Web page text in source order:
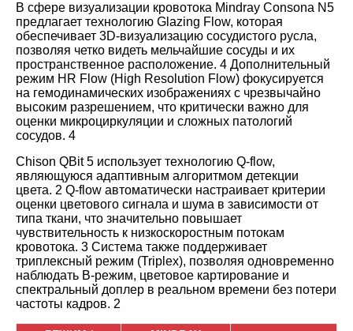
В сфере визуализации кровотока Mindray Consona N5
предлагает технологию Glazing Flow, которая
обеспечивает 3D-визуализацию сосудистого русла,
позволяя четко видеть мельчайшие сосуды и их
пространственное расположение. 4 Дополнительный
режим HR Flow (High Resolution Flow) фокусируется
на гемодинамических изображениях с чрезвычайно
высоким разрешением, что критически важно для
оценки микроциркуляции и сложных патологий
сосудов. 4
Chison QBit 5 использует технологию Q-flow,
являющуюся адаптивным алгоритмом детекции
цвета. 2 Q-flow автоматически настраивает критерии
оценки цветового сигнала и шума в зависимости от
типа ткани, что значительно повышает
чувствительность к низкоскоростным потокам
кровотока. 3 Система также поддерживает
триплексный режим (Triplex), позволяя одновременно
наблюдать B-режим, цветовое картирование и
спектральный доплер в реальном времени без потери
частоты кадров. 2